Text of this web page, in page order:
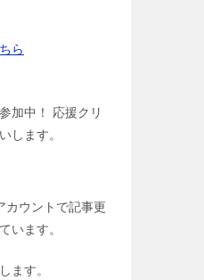
ら
加中！ 応援クリ
します。
カウントで記事更
います。
ます。